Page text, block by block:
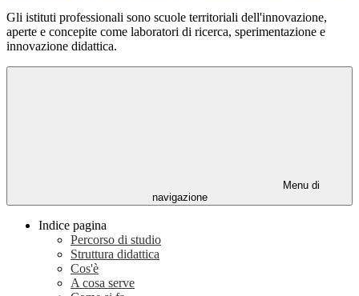
Gli istituti professionali sono scuole territoriali dell'innovazione,
aperte e concepite come laboratori di ricerca, sperimentazione e
innovazione didattica.
Menu di
navigazione
Indice pagina
Percorso di studio
Struttura didattica
Cos'è
A cosa serve